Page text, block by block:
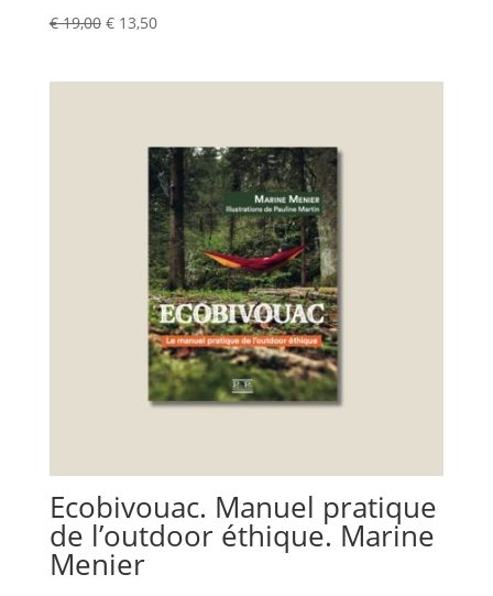
€19,00 Le
€13,50Le
Ecobivouac. Manuel pratique
de l’outdoor éthique. Marine
Menier